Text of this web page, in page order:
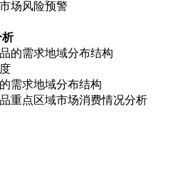
风险预警
析
需求地域分布结构
地域分布结构
点区域市场消费情况分析